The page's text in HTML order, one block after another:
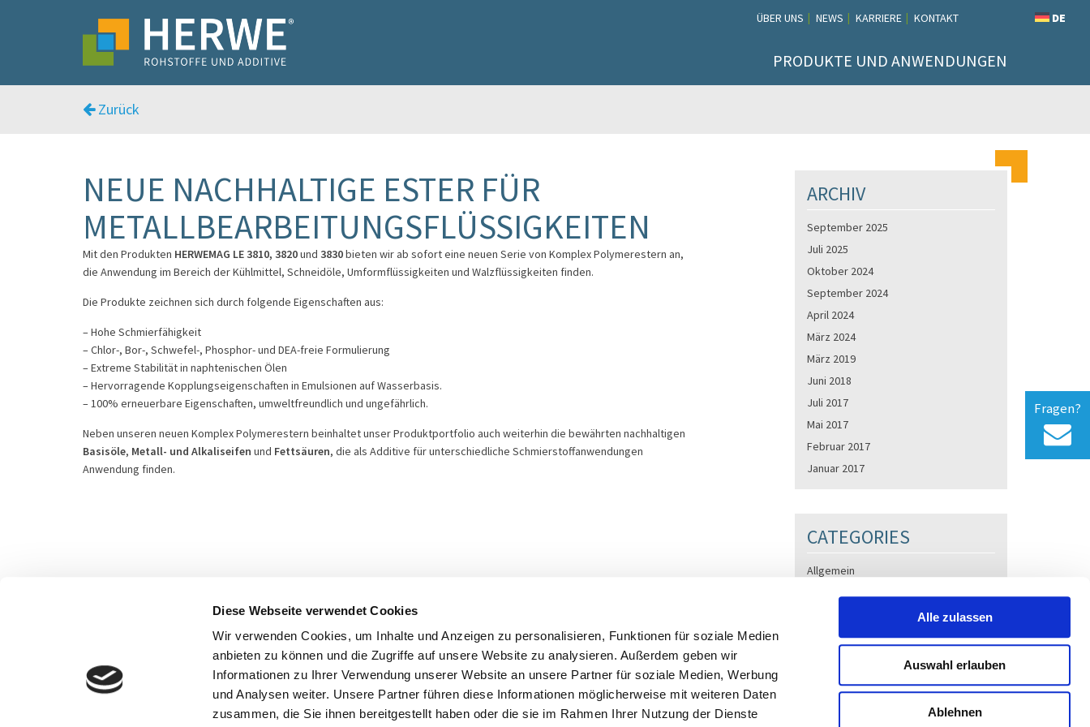
Diese Webseite verwendet Cookies
Wir verwenden Cookies, um Inhalte und Anzeigen zu personalisieren, Funktionen für soziale Medien
anbieten zu können und die Zugriffe auf unsere Website zu analysieren. Außerdem geben wir
Informationen zu Ihrer Verwendung unserer Website an unsere Partner für soziale Medien, Werbung
und Analysen weiter. Unsere Partner führen diese Informationen möglicherweise mit weiteren Daten
zusammen, die Sie ihnen bereitgestellt haben oder die sie im Rahmen Ihrer Nutzung der Dienste
Alle zulassen
Auswahl erlauben
Ablehnen
Fragen?
DE
PRODUKTE UND ANWENDUNGEN
ÜBER UNS NEWS KARRIERE KONTAKT
Zurück
NEUE NACHHALTIGE ESTER FÜR
METALLBEARBEITUNGSFLÜSSIGKEITEN
Mit den Produkten HERWEMAG LE 3810, 3820und 3830bieten wir ab sofort eine neuen Serie von Komplex Polymerestern an,
die Anwendung im Bereich der Kühlmittel, Schneidöle, Umformflüssigkeiten und Walzflüssigkeiten finden.
Die Produkte zeichnen sich durch folgende Eigenschaften aus:
– Hohe Schmierfähigkeit
– Chlor-, Bor-, Schwefel-, Phosphor- und DEA-freie Formulierung
– Extreme Stabilität in naphtenischen Ölen
– Hervorragende Kopplungseigenschaften in Emulsionen auf Wasserbasis.
– 100% erneuerbare Eigenschaften, umweltfreundlich und ungefährlich.
Neben unseren neuen Komplex Polymerestern beinhaltet unser Produktportfolio auch weiterhin die bewährten nachhaltigen
Basisöle, Metall- und Alkaliseifen und Fettsäuren, die als Additive für unterschiedliche Schmierstoffanwendungen
Anwendung finden.
ARCHIV
September 2025
Juli 2025
Oktober 2024
September 2024
April 2024
März 2024
März 2019
Juni 2018
Juli 2017
Mai 2017
Februar 2017
Januar 2017
CATEGORIES
Allgemein
www.herwe-additives.de - Alle Rechte vorbehalten - 2026 Datenschutz Impressum Kontakt